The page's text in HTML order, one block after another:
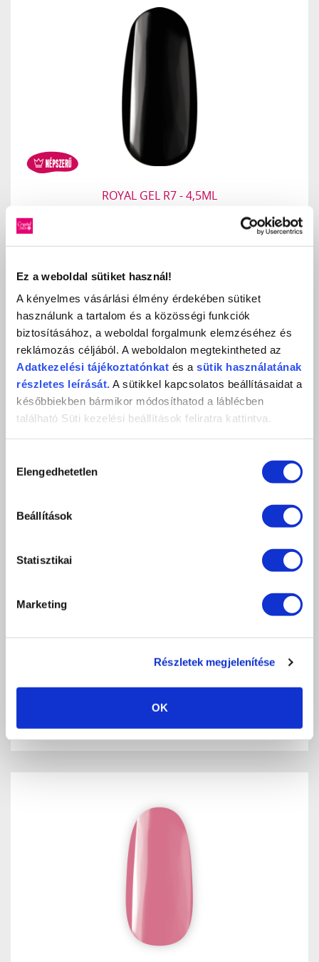
Ez a weboldal sütiket használ!
A kényelmes vásárlási élmény érdekében sütiket
használunk a tartalom és a közösségi funkciók
biztosításához, a weboldal forgalmunk elemzéséhez és
reklámozás céljából. A weboldalon megtekintheted az
Adatkezelési tájékoztatónkat és a sütik használatának
részletes leírását. A sütikkel kapcsolatos beállításaidat a
későbbiekben bármikor módosíthatod a láblécben
található Süti kezelési beállítások feliratra kattintva.
kiválasztása
Elengedhetetlen
Beállítások
Statisztikai
Marketing
Részletek megjelenítése
OK
ROYAL GEL R7 - 4,5ML
KEDVENCEKHEZ AD
RÉSZLETEK
KOSÁRBA